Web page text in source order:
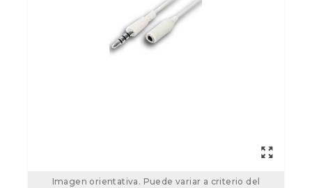
Imagen orientativa. Puede variar a criterio del